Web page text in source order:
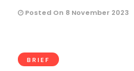
Posted On 8 November 2023
BRIEF